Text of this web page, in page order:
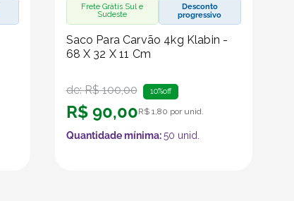
Frete Grátis Sul e
Sudeste
Desconto
progressivo
Saco Para Carvão 4kg Klabin -
68 X 32 X 11 Cm
de:R$ 100,00 10%off
R$ 90,00R$ 1,80 por unid.
Quantidade mínima:50 unid.